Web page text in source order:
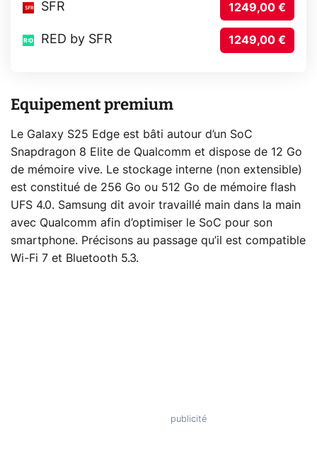
SFR 1249,00 €
RED by SFR 1249,00 €
Equipement premium
Le Galaxy S25 Edge est bâti autour d’un SoC
Snapdragon 8 Elite de Qualcomm et dispose de 12 Go
de mémoire vive. Le stockage interne (non extensible)
est constitué de 256 Go ou 512 Go de mémoire flash
UFS 4.0. Samsung dit avoir travaillé main dans la main
avec Qualcomm afin d’optimiser le SoC pour son
smartphone. Précisons au passage qu’il est compatible
Wi-Fi 7 et Bluetooth 5.3.